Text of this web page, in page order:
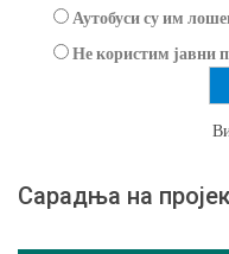
Аутобуси су им
Не користим јавни
Сарадња на